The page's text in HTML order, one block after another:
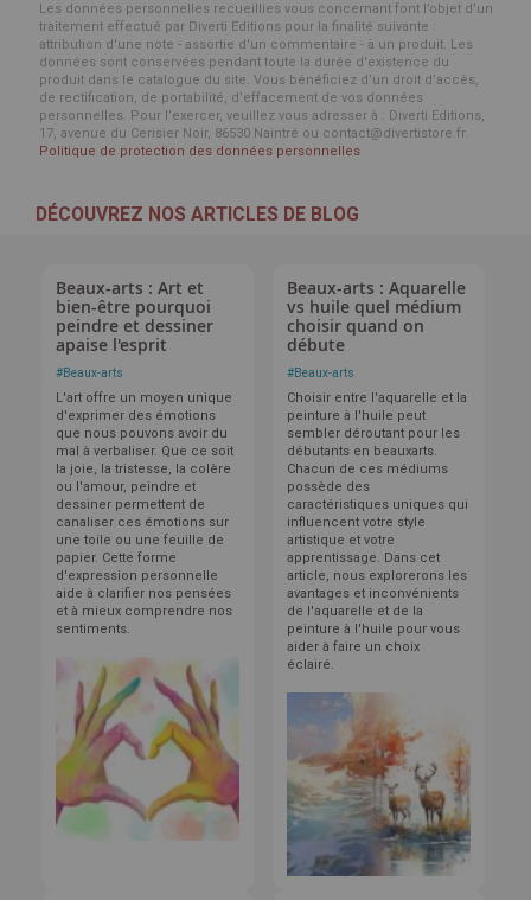
Les données personnelles recueillies vous concernant font l’objet d’un
traitement effectué par Diverti Editions pour la finalité suivante :
attribution d'une note - assortie d'un commentaire - à un produit. Les
données sont conservées pendant toute la durée d'existence du
produit dans le catalogue du site. Vous bénéficiez d’un droit d’accès,
de rectification, de portabilité, d’effacement de vos données
personnelles. Pour l’exercer, veuillez vous adresser à : Diverti Editions,
17, avenue du Cerisier Noir, 86530 Naintré ou contact@divertistore.fr.
Politique de protection des données personnelles
DÉCOUVREZ NOS ARTICLES DE BLOG
Beaux-arts : Art et
bien-être pourquoi
peindre et dessiner
apaise l'esprit
#Beaux-arts
L'art offre un moyen unique
d'exprimer des émotions
que nous pouvons avoir du
mal à verbaliser. Que ce soit
la joie, la tristesse, la colère
ou l'amour, peindre et
dessiner permettent de
canaliser ces émotions sur
une toile ou une feuille de
papier. Cette forme
d'expression personnelle
aide à clarifier nos pensées
et à mieux comprendre nos
sentiments.
Beaux-arts : Aquarelle
vs huile quel médium
choisir quand on
débute
#Beaux-arts
Choisir entre l'aquarelle et la
peinture à l'huile peut
sembler déroutant pour les
débutants en beauxarts.
Chacun de ces médiums
possède des
caractéristiques uniques qui
influencent votre style
artistique et votre
apprentissage. Dans cet
article, nous explorerons les
avantages et inconvénients
de l'aquarelle et de la
peinture à l'huile pour vous
aider à faire un choix
éclairé.